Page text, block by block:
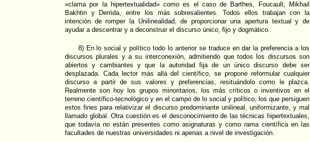
«clama por la hipertextualidad» como es el caso de Barthes, Foucault, Mikhail
Bakhtin y Derrida, entre los más sobresalientes. Todos ellos trabajan con la
intención de romper la Unilinealidad, de proporcionar una apertura textual y de
ayudar a descentrar y a deconstruir el discurso único, fijo y dogmático.
8) En lo social y político todo lo anterior se traduce en dar la preferencia a los
discursos plurales y a su interconexión, admitiendo que todos los discursos son
abiertos y cambiantes y que la autoridad fija de un único discurso debe ser
desplazada. Cada lector más allá del científico, se propone reformular cualquier
discurso a partir de sus valores y preferencias, resituándolo como le plazca.
Realmente son hoy los grupos minoritarios, los más críticos o inventivos en el
terreno científico-tecnológico y en el campo de lo social y político, los que persiguen
estos fines para relativizar el discurso predominante unilineal, uniformizante, y mal
llamado global. Otra cuestión es el desconocimiento de las técnicas hipertextuales,
que todavía no están presentes como asignaturas y como rama científica en las
facultades de nuestras universidades ni apenas a nivel de investigación.